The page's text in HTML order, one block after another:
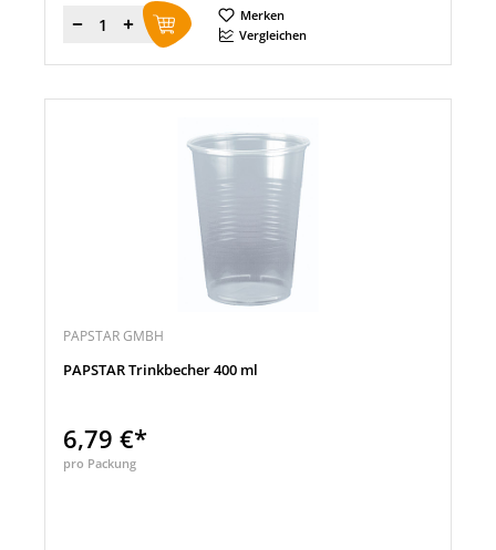
Menge
Merken
Vergleichen
PAPSTAR GMBH
PAPSTAR Trinkbecher 400 ml
6,79 €*
pro Packung